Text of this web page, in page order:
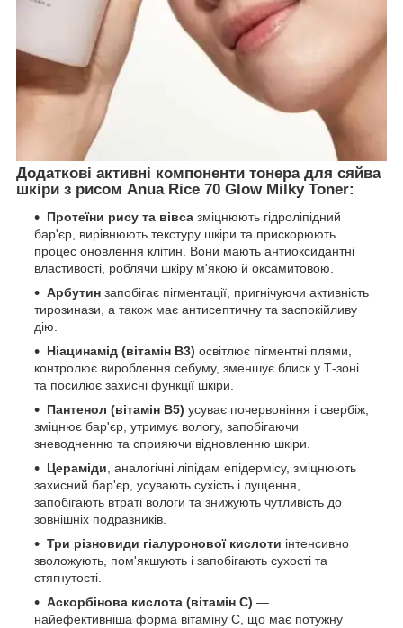
Додаткові активні компоненти тонера для сяйва
шкіри з рисом Anua Rice 70 Glow Milky Toner:
Протеїни рису та вівса зміцнюють гідроліпідний
бар'єр, вирівнюють текстуру шкіри та прискорюють
процес оновлення клітин. Вони мають антиоксидантні
властивості, роблячи шкіру м'якою й оксамитовою.
Арбутин запобігає пігментації, пригнічуючи активність
тирозинази, а також має антисептичну та заспокійливу
дію.
Ніацинамід (вітамін B3) освітлює пігментні плями,
контролює вироблення себуму, зменшує блиск у Т-зоні
та посилює захисні функції шкіри.
Пантенол (вітамін B5) усуває почервоніння і свербіж,
зміцнює бар'єр, утримує вологу, запобігаючи
зневодненню та сприяючи відновленню шкіри.
Цераміди , аналогічні ліпідам епідермісу, зміцнюють
захисний бар'єр, усувають сухість і лущення,
запобігають втраті вологи та знижують чутливість до
зовнішніх подразників.
Три різновиди гіалуронової кислоти інтенсивно
зволожують, пом'якшують і запобігають сухості та
стягнутості.
Аскорбінова кислота (вітамін C) —
найефективніша форма вітаміну C, що має потужну